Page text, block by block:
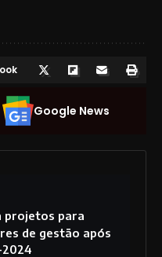
Google News
projetos para
de gestão após